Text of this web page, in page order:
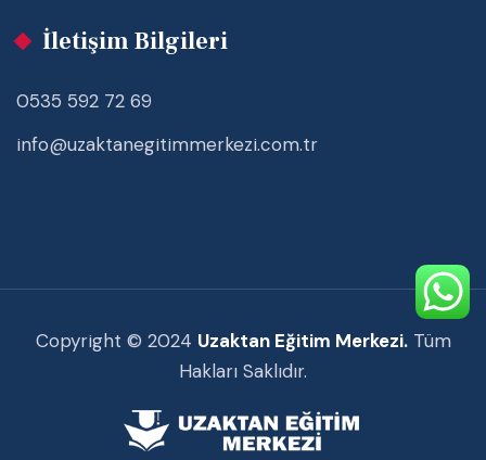
İletişim Bilgileri
0535 592 72 69
info@uzaktanegitimmerkezi.com.tr
Copyright © 2024 Uzaktan Eğitim Merkezi.Tüm
Hakları Saklıdır.